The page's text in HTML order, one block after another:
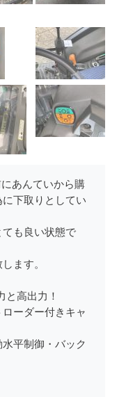
あんていから購
下取りとしてい
も良い状態で
ます。
と高出力！
ーダー付きキャ
平制御・バック